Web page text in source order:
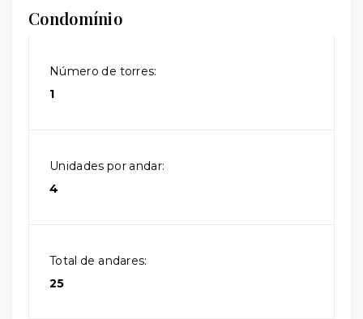
Condomínio
Número de torres:
1
Unidades por andar:
4
Total de andares:
25